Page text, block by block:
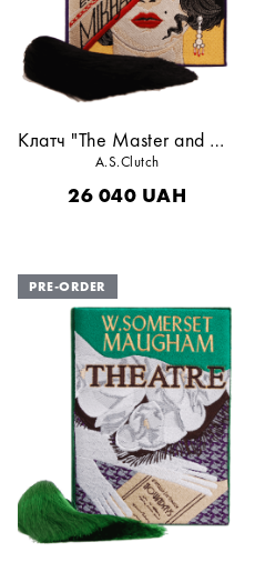
Клатч "The Master and Margarita"
A.S.Clutch
26 040 UAH